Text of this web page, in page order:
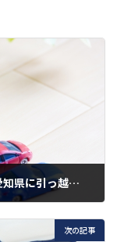
【春日井市】ペーパードライバー講習～愛知県に引っ越してきました、今後は定期的に運転します その２～
次の記事